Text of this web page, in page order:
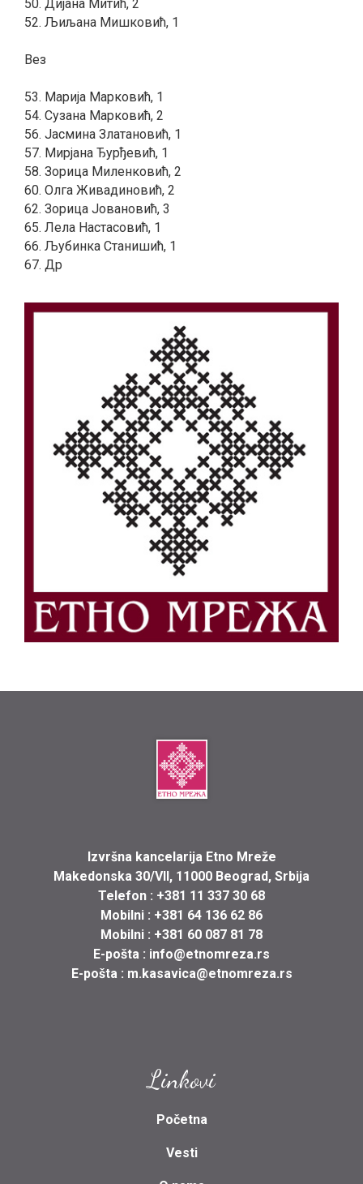
50. Дијана Митић, 2
52. Љиљана Мишковић, 1
Вез
53. Марија Марковић, 1
54. Сузана Марковић, 2
56. Јасмина Златановић, 1
57. Мирјана Ђурђевић, 1
58. Зорица Миленковић, 2
60. Олга Живадиновић, 2
62. Зорица Јовановић, 3
65. Лела Настасовић, 1
66. Љубинка Станишић, 1
67. Др
Izvršna kancelarija Etno Mreže
Makedonska 30/VII, 11000 Beograd, Srbija
Telefon : +381 11 337 30 68
Mobilni : +381 64 136 62 86
Mobilni : +381 60 087 81 78
E-pošta : info@etnomreza.rs
E-pošta : m.kasavica@etnomreza.rs
Linkovi
Početna
Vesti